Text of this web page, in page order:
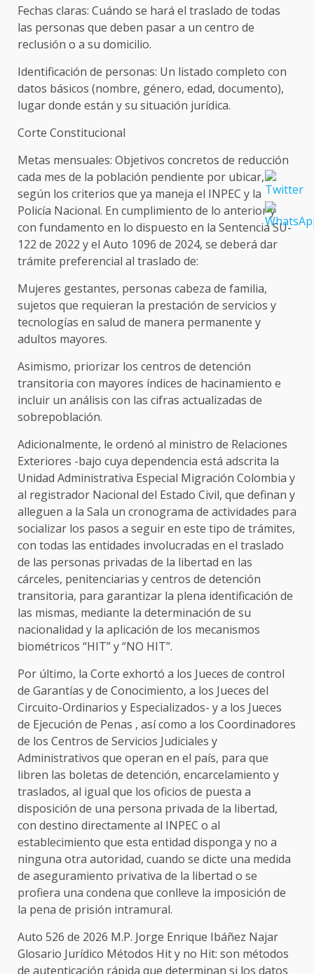
Fechas claras: Cuándo se hará el traslado de todas
las personas que deben pasar a un centro de
reclusión o a su domicilio.
Identificación de personas: Un listado completo con
datos básicos (nombre, género, edad, documento),
lugar donde están y su situación jurídica.
Corte Constitucional
Metas mensuales: Objetivos concretos de reducción
cada mes de la población pendiente por ubicar,
según los criterios que ya maneja el INPEC y la
Policía Nacional. En cumplimiento de lo anterior y
con fundamento en lo dispuesto en la Sentencia SU-
122 de 2022 y el Auto 1096 de 2024, se deberá dar
trámite preferencial al traslado de:
Mujeres gestantes, personas cabeza de familia,
sujetos que requieran la prestación de servicios y
tecnologías en salud de manera permanente y
adultos mayores.
Asimismo, priorizar los centros de detención
transitoria con mayores índices de hacinamiento e
incluir un análisis con las cifras actualizadas de
sobrepoblación.
Adicionalmente, le ordenó al ministro de Relaciones
Exteriores -bajo cuya dependencia está adscrita la
Unidad Administrativa Especial Migración Colombia y
al registrador Nacional del Estado Civil, que definan y
alleguen a la Sala un cronograma de actividades para
socializar los pasos a seguir en este tipo de trámites,
con todas las entidades involucradas en el traslado
de las personas privadas de la libertad en las
cárceles, penitenciarias y centros de detención
transitoria, para garantizar la plena identificación de
las mismas, mediante la determinación de su
nacionalidad y la aplicación de los mecanismos
biométricos “HIT” y “NO HIT”.
Por último, la Corte exhortó a los Jueces de control
de Garantías y de Conocimiento, a los Jueces del
Circuito-Ordinarios y Especializados- y a los Jueces
de Ejecución de Penas , así como a los Coordinadores
de los Centros de Servicios Judiciales y
Administrativos que operan en el país, para que
libren las boletas de detención, encarcelamiento y
traslados, al igual que los oficios de puesta a
disposición de una persona privada de la libertad,
con destino directamente al INPEC o al
establecimiento que esta entidad disponga y no a
ninguna otra autoridad, cuando se dicte una medida
de aseguramiento privativa de la libertad o se
profiera una condena que conlleve la imposición de
la pena de prisión intramural.
Auto 526 de 2026 M.P. Jorge Enrique Ibáñez Najar
Glosario Jurídico Métodos Hit y no Hit: son métodos
de autenticación rápida que determinan si los datos